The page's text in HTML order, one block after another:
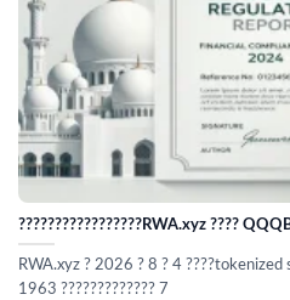
?????????????????RWA.xyz ????
RWA.xyz ? 2026 ? 8 ? 4 ????tokenized
1963 ????????????? 7